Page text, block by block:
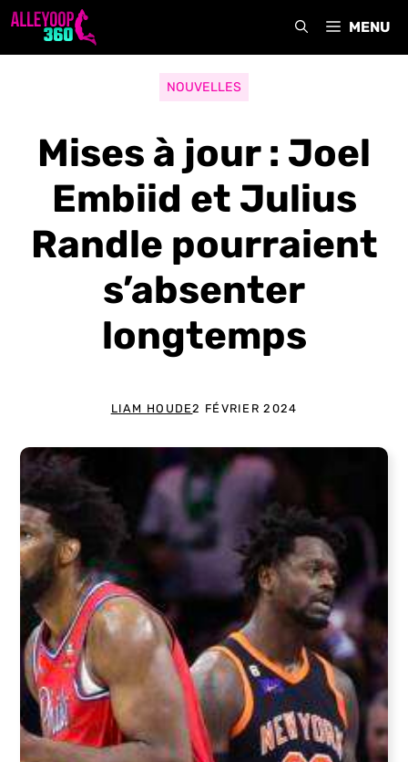
Aller
MENU
NOUVELLES
Mises à jour : Joel
Embiid et Julius
Randle pourraient
s’absenter
longtemps
LIAM HOUDE2 FÉVRIER 2024